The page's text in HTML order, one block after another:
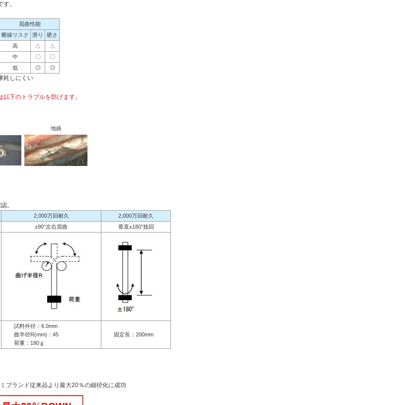
。
屈曲性能
断線リスク 滑り
硬さ
高 △
△
中 〇
〇
低 ◎ ◎
耗しにくい
下のトラブルを防げます。
地絡
。
2,000万回耐久 2,000万回耐久
±90°左右屈曲 垂直±180°捻回
試料外径：6.0mm
曲半径R(mm)：45
荷重：180ｇ
固定長：200mm
ブランド従来品より最大20％の細径化に成功